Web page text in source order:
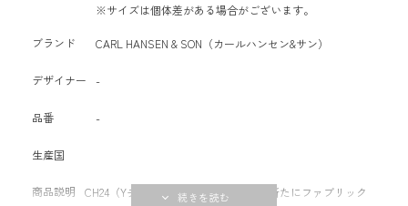
※サイズは個体差がある場合がございます。
ブランド CARL HANSEN & SON（カールハンセン&サン）
デザイナー -
品番 -
生産国
商品説明
CH24（Yチェア）専用クッションに、新たにファブリック